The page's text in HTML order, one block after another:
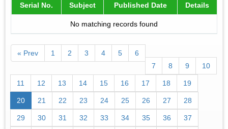
Serial No. Subject Published Date Details
No matching records found
« Prev 1 2 3 4 5
6
7
8 9 10
11 12 13 14 15 16 17 18 19
20 21 22 23 24 25 26 27 28
29 30 31 32 33 34 35 36 37